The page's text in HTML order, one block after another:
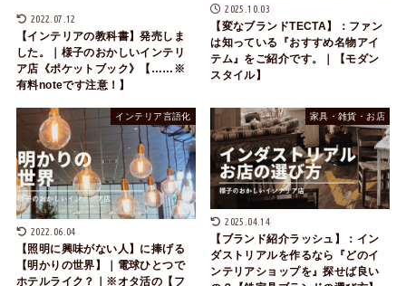
2022.07.12
【インテリアの教科書】発売しま
した。｜様子のおかしいインテリ
ア店《ポケットブック》【……※
有料noteです注意！】
2025.10.03
【変なブランドTECTA】：ファン
は知っている『おすすめ名物アイ
テム』をご紹介です。｜【モダン
スタイル】
インテリア言語化
2022.06.04
【照明に興味がない人】に捧げる
【明かりの世界】｜電球ひとつで
ホテルライク？｜※オタ活の【フ
家具・雑貨・お店
2025.04.14
【ブランド紹介ラッシュ】：イン
ダストリアルを作るなら『どのイ
ンテリアショップを』探せば良い